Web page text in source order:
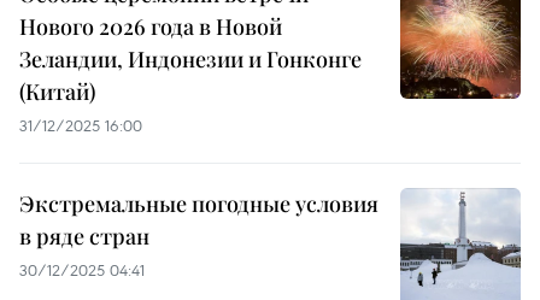
Нового 2026 года в Новой
Зеландии, Индонезии и Гонконге
(Китай)
31/12/2025 16:00
Экстремальные погодные условия
в ряде стран
30/12/2025 04:41